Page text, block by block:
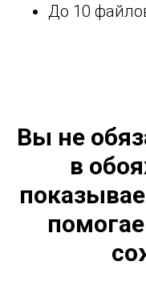
До 10
Вы не
в